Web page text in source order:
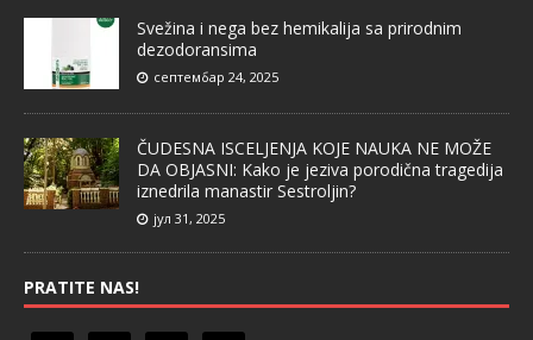
Svežina i nega bez hemikalija sa prirodnim
dezodoransima
септембар 24, 2025
ČUDESNA ISCELJENJA KOJE NAUKA NE MOŽE
DA OBJASNI: Kako je jeziva porodična tragedija
iznedrila manastir Sestroljin?
јул 31, 2025
PRATITE NAS!